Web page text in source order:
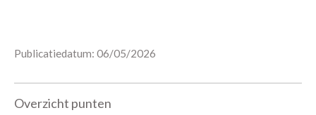
Publicatiedatum: 06/05/2026
Overzicht punten